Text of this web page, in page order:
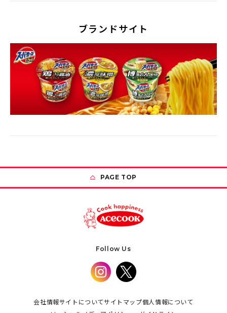
ブランドサイト
PAGE TOP
Follow Us
会社情報サイトについてサイトマップ個人情報について